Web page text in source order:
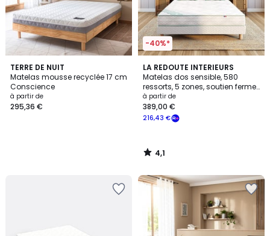
TERRE DE NUIT
Matelas mousse recyclée 17 cm
Conscience
à partir de
295,36 €
-40%*
LA REDOUTE INTERIEURS
Matelas dos sensible, 580
ressorts, 5 zones, soutien ferme,
accueil moelleux
à partir de
216,43 €
389,00 €
4,1
/ 5
4,1
/